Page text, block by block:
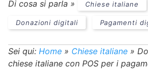
Di cosa si parla » Chiese italiane
Donazioni digitali Pagamenti
Sei qui: Home » Chiese italiane »
chiese italiane con POS per i